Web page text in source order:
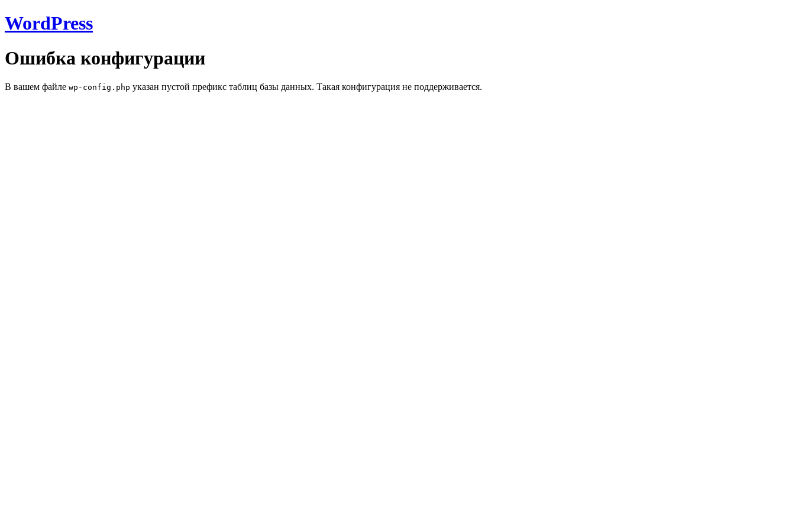
WordPress
Ошибка конфигурации
В вашем файле wp-config.php указан пустой префикс таблиц базы данных. Такая конфигурация не поддерживается.